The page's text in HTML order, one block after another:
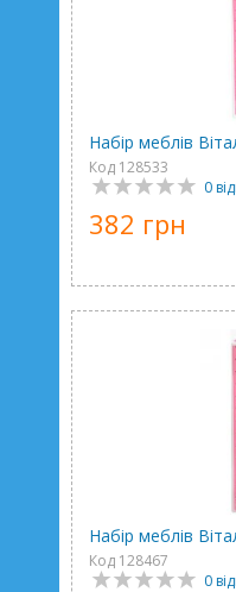
Набір меблів
Код 128533
0
382 грн
Набір меблів
Код 128467
0